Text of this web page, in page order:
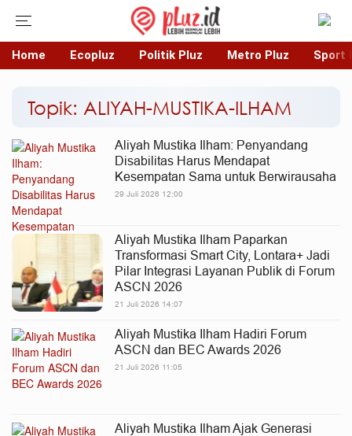
Home Ecopluz Politik Pluz Metro Pluz Sport
Topik: ALIYAH-MUSTIKA-ILHAM
Aliyah Mustika Ilham: Penyandang
Disabilitas Harus Mendapat
Kesempatan Sama untuk Berwirausaha
29 Juli 2026 12:00
Aliyah Mustika Ilham Paparkan
Transformasi Smart City, Lontara+ Jadi
Pilar Integrasi Layanan Publik di Forum
ASCN 2026
21 Juli 2026 14:07
Aliyah Mustika Ilham Hadiri Forum
ASCN dan BEC Awards 2026
21 Juli 2026 11:05
Aliyah Mustika Ilham Ajak Generasi